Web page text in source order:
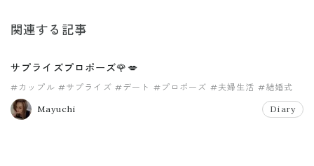
関連する記事
サプライズプロポーズ🌹💋
#カップル #サプライズ #デート #プロポーズ #夫婦生活 #結婚式
Mayuchi Diary